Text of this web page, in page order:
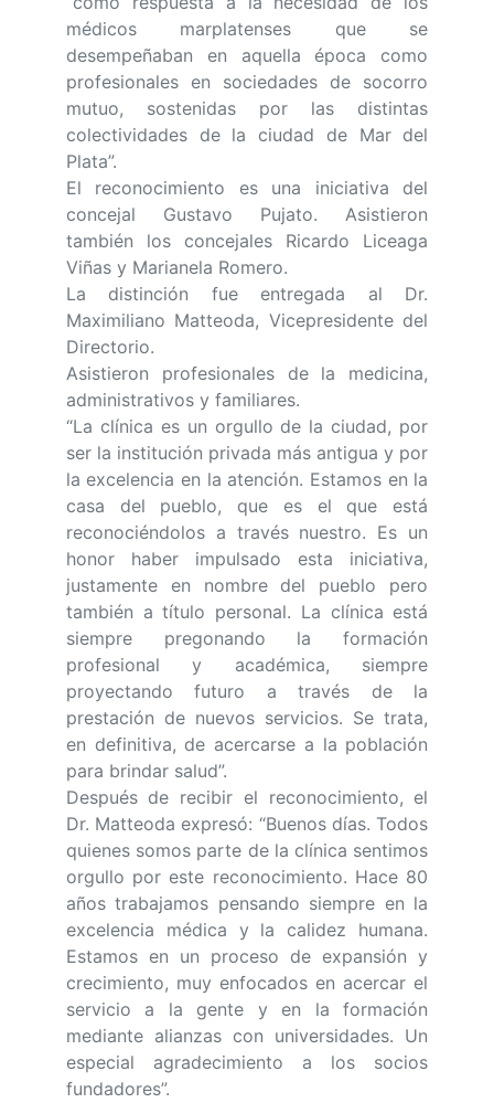
médicos marplatenses que se
desempeñaban en aquella época como
profesionales en sociedades de socorro
mutuo, sostenidas por las distintas
colectividades de la ciudad de Mar del
Plata”.
El reconocimiento es una iniciativa del
concejal Gustavo Pujato. Asistieron
también los concejales Ricardo Liceaga
Viñas y Marianela Romero.
La distinción fue entregada al Dr.
Maximiliano Matteoda, Vicepresidente del
Directorio.
Asistieron profesionales de la medicina,
administrativos y familiares.
“La clínica es un orgullo de la ciudad, por
ser la institución privada más antigua y por
la excelencia en la atención. Estamos en la
casa del pueblo, que es el que está
reconociéndolos a través nuestro. Es un
honor haber impulsado esta iniciativa,
justamente en nombre del pueblo pero
también a título personal. La clínica está
siempre pregonando la formación
profesional y académica, siempre
proyectando futuro a través de la
prestación de nuevos servicios. Se trata,
en definitiva, de acercarse a la población
para brindar salud”.
Después de recibir el reconocimiento, el
Dr. Matteoda expresó: “Buenos días. Todos
quienes somos parte de la clínica sentimos
orgullo por este reconocimiento. Hace 80
años trabajamos pensando siempre en la
excelencia médica y la calidez humana.
Estamos en un proceso de expansión y
crecimiento, muy enfocados en acercar el
servicio a la gente y en la formación
mediante alianzas con universidades. Un
especial agradecimiento a los socios
fundadores”.